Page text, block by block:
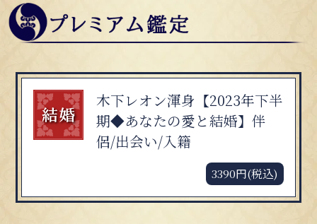
木下レオン渾身【2023年下半
期◆あなたの愛と結婚】伴
侶/出会い/入籍
3390円(税込)